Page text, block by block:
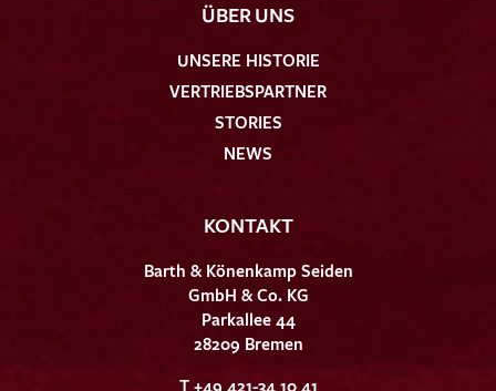
ÜBER UNS
UNSERE HISTORIE
VERTRIEBSPARTNER
STORIES
NEWS
KONTAKT
Barth & Könenkamp Seiden
GmbH & Co. KG
Parkallee 44
28209 Bremen
T +49 421-34 10 41